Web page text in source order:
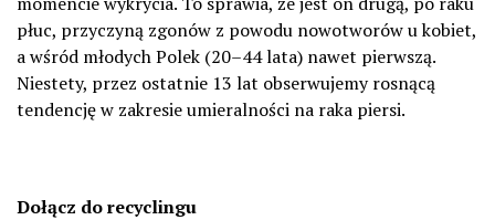
płuc, przyczyną zgonów z powodu nowotworów u kobiet,
a wśród młodych Polek (20–44 lata) nawet pierwszą.
Niestety, przez ostatnie 13 lat obserwujemy rosnącą
tendencję w zakresie umieralności na raka piersi.
Dołącz dorecyclingu